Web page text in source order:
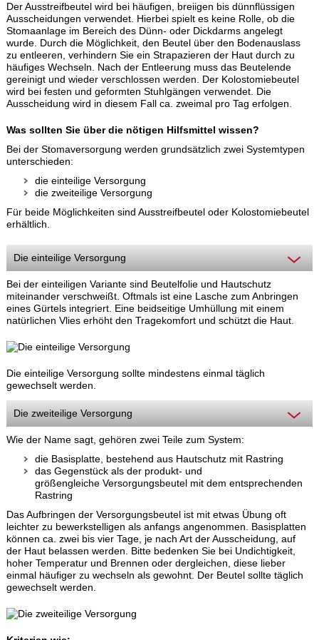
Der Ausstreifbeutel wird bei häufigen, breiigen bis dünnflüssigen
Ausscheidungen verwendet. Hierbei spielt es keine Rolle, ob die
Stomaanlage im Bereich des Dünn- oder Dickdarms angelegt
wurde. Durch die Möglichkeit, den Beutel über den Bodenauslass
zu entleeren, verhindern Sie ein Strapazieren der Haut durch zu
häufiges Wechseln. Nach der Entleerung muss das Beutelende
gereinigt und wieder verschlossen werden. Der Kolostomiebeutel
wird bei festen und geformten Stuhlgängen verwendet. Die
Ausscheidung wird in diesem Fall ca. zweimal pro Tag erfolgen.
Was sollten Sie über die nötigen Hilfsmittel wissen?
Bei der Stomaversorgung werden grundsätzlich zwei Systemtypen
unterschieden:
die einteilige Versorgung
die zweiteilige Versorgung
Für beide Möglichkeiten sind Ausstreifbeutel oder Kolostomiebeutel
erhältlich.
Die einteilige Versorgung
Bei der einteiligen Variante sind Beutelfolie und Hautschutz
miteinander verschweißt. Oftmals ist eine Lasche zum Anbringen
eines Gürtels integriert. Eine beidseitige Umhüllung mit einem
natürlichen Vlies erhöht den Tragekomfort und schützt die Haut.
Die einteilige Versorgung sollte mindestens einmal täglich
gewechselt werden.
Die zweiteilige Versorgung
Wie der Name sagt, gehören zwei Teile zum System:
die Basisplatte, bestehend aus Hautschutz mit Rastring
das Gegenstück als der produkt- und
größengleiche Versorgungsbeutel mit dem entsprechenden
Rastring
Das Aufbringen der Versorgungsbeutel ist mit etwas Übung oft
leichter zu bewerkstelligen als anfangs angenommen. Basisplatten
können ca. zwei bis vier Tage, je nach Art der Ausscheidung, auf
der Haut belassen werden. Bitte bedenken Sie bei Undichtigkeit,
hoher Temperatur und Brennen oder dergleichen, diese lieber
einmal häufiger zu wechseln als gewohnt. Der Beutel sollte täglich
gewechselt werden.